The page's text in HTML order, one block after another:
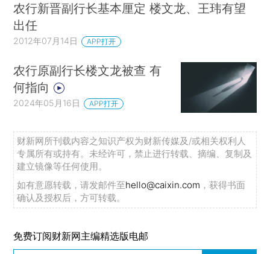
农行新晋副行长基本厘定 楼文龙、王玮有望
出任
2012年07月14日 APP打开
农行原副行长楼文龙被查 有
何指向
2024年05月16日 APP打开
财新网所刊载内容之知识产权为财新传媒及/或相关权利人
专属所有或持有。未经许可，禁止进行转载、摘编、复制及
建立镜像等任何使用。
如有意愿转载，请发邮件至hello@caixin.com ，获得书面
确认及授权后，方可转载。
免费订阅财新网主编精选版电邮